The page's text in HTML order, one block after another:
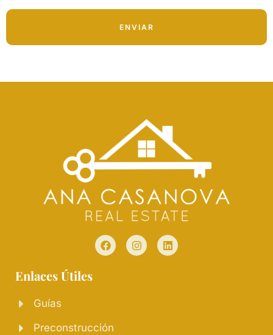
ENVIAR
Enlaces Útiles
Guías
Preconstrucción